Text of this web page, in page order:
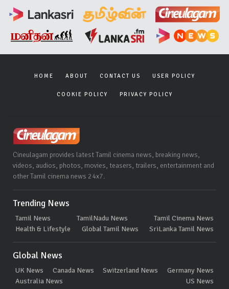
HOME ABOUT CONTACT US USER POLICY
COOKIE POLICY PRIVACY POLICY
Cineulagam provides latest Tamil cinema news, breaking news,
videos, audios, photos, movies, teasers, trailers, entertainment and
other Tamil cinema news 24x7.
Trending News
Tamil News TamilNadu News
Tamil Cinema News
Health & Lifestyle
Global Tamil News SriLanka Tamil News
Global News
UK News Canada News Switzerland News
Germany News
Australia News
US News